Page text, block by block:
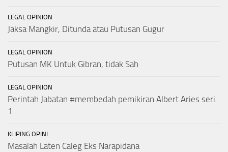
LEGAL OPINION
Jaksa Mangkir, Ditunda atau Putusan Gugur
LEGAL OPINION
Putusan MK Untuk Gibran, tidak Sah
LEGAL OPINION
Perintah Jabatan #membedah pemikiran Albert Aries seri
1
KLIPING OPINI
Masalah Laten Caleg Eks Narapidana